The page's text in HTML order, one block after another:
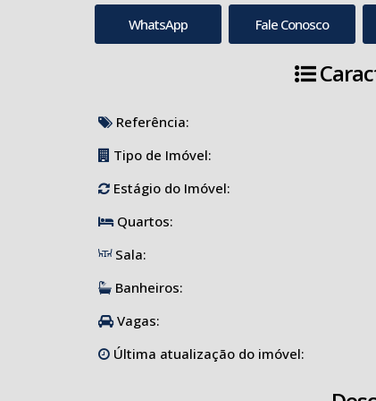
WhatsApp Fale Conosco
Referência:
Tipo de Imóvel:
Estágio do Imóvel:
Quartos:
Sala:
Banheiros:
Vagas:
Última atualização do imóvel: